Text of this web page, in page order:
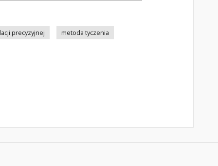
precyzyjnej
metoda tyczenia